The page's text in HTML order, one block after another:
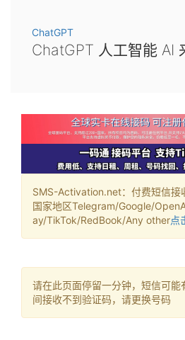
ChatGPT
ChatGPT 人工智能 AI
SMS-Activation.net：付费短信接
国家地区Telegram/Google/
ay/TikTok/RedBook/Any other点
请在此页面停留一分钟，短信可能
间接收不到验证码，请更换号码